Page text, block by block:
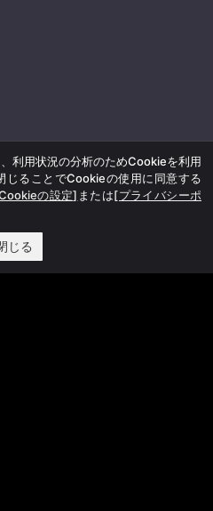
利用状況の分析のためCookieを利用
じることでCookieの使用に同意する
の設定] または[プライバシーポ
じる